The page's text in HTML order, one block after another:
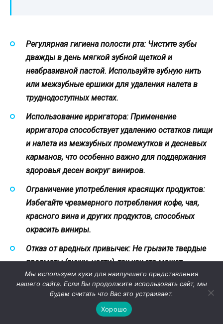
Регулярная гигиена полости рта: Чистите зубы
дважды в день мягкой зубной щеткой и
неабразивной пастой. Используйте зубную нить
или межзубные ершики для удаления налета в
труднодоступных местах.
Использование ирригатора: Применение
ирригатора способствует удалению остатков пищи
и налета из межзубных промежутков и десневых
карманов, что особенно важно для поддержания
здоровья десен вокруг виниров.
Ограничение употребления красящих продуктов:
Избегайте чрезмерного потребления кофе, чая,
красного вина и других продуктов, способных
окрасить виниры.
Отказ от вредных привычек: Не грызите твердые
предметы (ручки, ногти), так как это может
привести к сколам и трещинам виниров.
Использование каппы: При бруксизме
(скрежетании зубами) рекомендуется носить
Мы используем куки для наилучшего представления
нашего сайта. Если Вы продолжите использовать сайт, мы
будем считать что Вас это устраивает.
Хорошо